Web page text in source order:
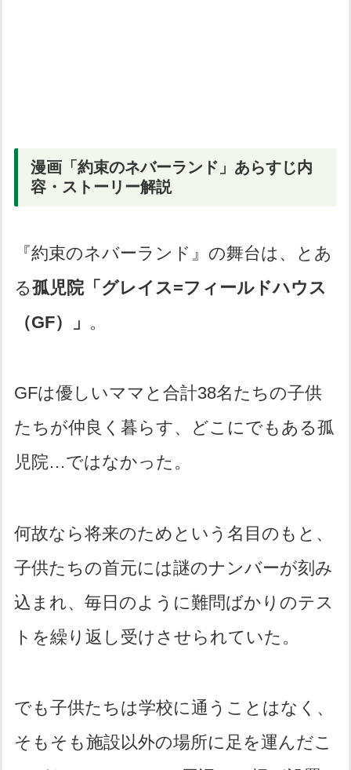
漫画「約束のネバーランド」あらすじ内
容・ストーリー解説
『約束のネバーランド』の舞台は、とあ
る孤児院「グレイス=フィールドハウス
（GF）」 。
GFは優しいママと合計38名たちの子供
たちが仲良く暮らす、どこにでもある孤
児院…ではなかった。
何故なら将来のためという名目のもと、
子供たちの首元には謎のナンバーが刻み
込まれ、毎日のように難問ばかりのテス
トを繰り返し受けさせられていた。
でも子供たちは学校に通うことはなく、
そもそも施設以外の場所に足を運んだこ